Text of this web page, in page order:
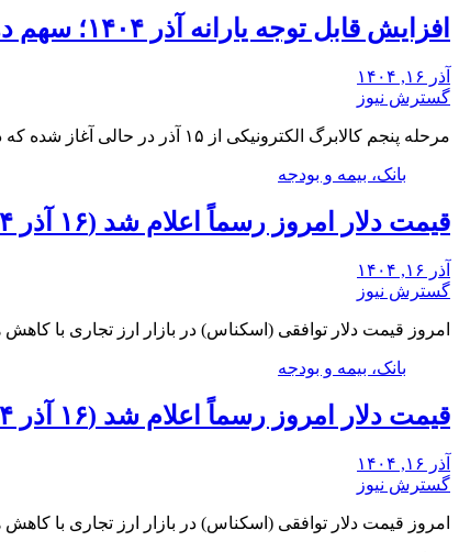
افزایش قابل توجه یارانه آذر ۱۴۰۴؛ سهم دهک‌های ۱ تا ۳ رکورد زد
آذر ۱۶, ۱۴۰۴
گسترش نیوز
مرحله پنجم کالابرگ الکترونیکی از ۱۵ آذر در حالی آغاز شده که دولت اعتبار خرید دهک‌های…
بانک، بیمه و بودجه
قیمت دلار امروز رسماً اعلام شد (۱۶ آذر ۱۴۰۴)
آذر ۱۶, ۱۴۰۴
گسترش نیوز
امروز قیمت دلار توافقی (اسکناس) در بازار ارز تجاری با کاهش
بانک، بیمه و بودجه
قیمت دلار امروز رسماً اعلام شد (۱۶ آذر ۱۴۰۴)
آذر ۱۶, ۱۴۰۴
گسترش نیوز
امروز قیمت دلار توافقی (اسکناس) در بازار ارز تجاری با کاهش